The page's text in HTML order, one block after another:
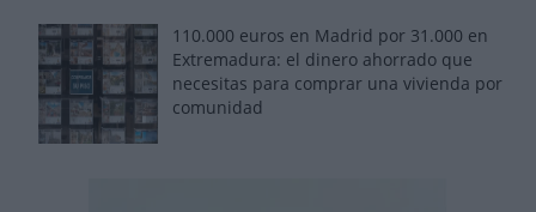
110.000 euros en Madrid por 31.000 en
Extremadura: el dinero ahorrado que
necesitas para comprar una vivienda por
comunidad